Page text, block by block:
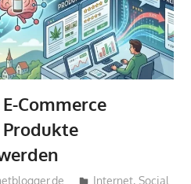
Commerce
Internet,Social